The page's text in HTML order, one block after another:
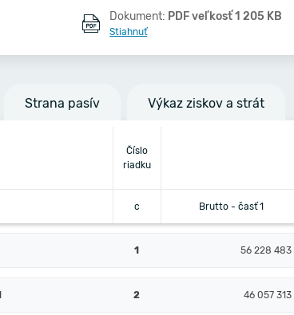
Dokument: PDF veľkosť 1 205 KB
Stiahnuť
Strana pasív Výkaz ziskov a strát
Číslo
riadku
c Brutto - časť 1
1 56 228 483
2 46 057 313